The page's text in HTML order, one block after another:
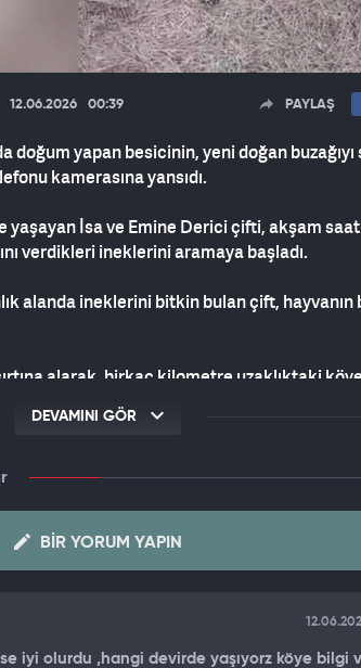
12.06.2026 00:39 PAYLAŞ
doğum yapan besicinin, yeni doğan buzağıyı
kamerasına yansıdı.
yaşayan İsa ve Emine Derici çifti, akşam
verdikleri ineklerini aramaya başladı.
alanda ineklerini bitkin bulan çift, hayvanın
alarak, birkaç kilometre uzaklıktaki
DEVAMINI GÖR
BIR YORUM YAPIN
iyi olurdu ,hangi devirde yaşıyorz köye bilgi